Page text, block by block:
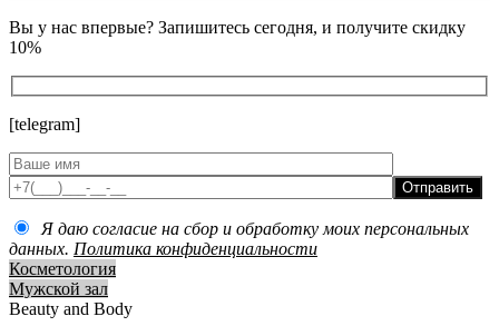
Вы у нас впервые? Запишитесь сегодня, и получите скидку
10%
[telegram]
Отправить
Я даю согласие на сбор и обработку моих персональных
данных. Политика конфиденциальности
Косметология
Мужской зал
Beauty and Body